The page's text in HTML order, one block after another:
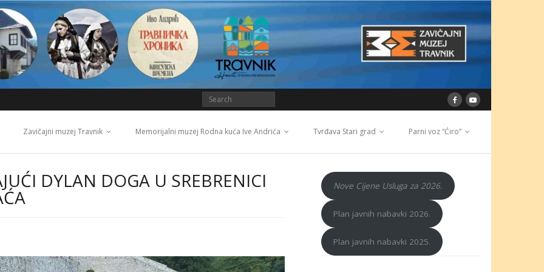
Zavičajni muzej Travnik Memorijalni muzej Rodna kuća Ive Andrića Tvrđava Stari grad Parni voz “Ćiro”
DYLAN DOGA U SREBRENICI Nove Cijene Usluga za 2026.
Plan javnih nabavki 2026.
Plan javnih nabavki 2025.